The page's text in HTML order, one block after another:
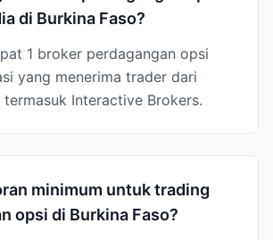
di Burkina Faso?
1 broker perdagangan opsi
yang menerima trader dari
termasuk Interactive Brokers.
minimum untuk trading
opsi di Burkina Faso?